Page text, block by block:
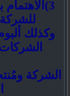
للشركة
وكذلك
الشركة